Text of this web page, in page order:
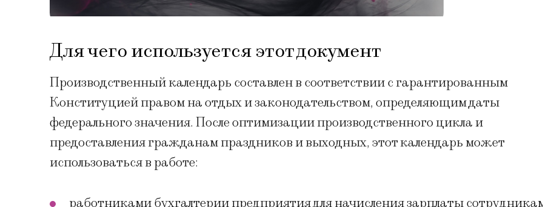
Для чего используется этот документ
Производственный календарь составлен в соответствии с гарантированным
Конституцией правом на отдых и законодательством, определяющим даты
федерального значения. После оптимизации производственного цикла и
предоставления гражданам праздников и выходных, этот календарь может
использоваться в работе:
работниками бухгалтерии предприятия для начисления зарплаты